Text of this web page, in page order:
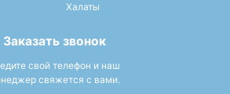
Халаты
Заказать звонок
свой телефон и наш
свяжется с вами.